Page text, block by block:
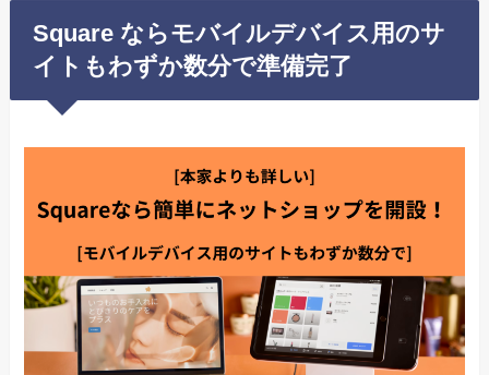
Square ならモバイルデバイス用のサ
イトもわずか数分で準備完了